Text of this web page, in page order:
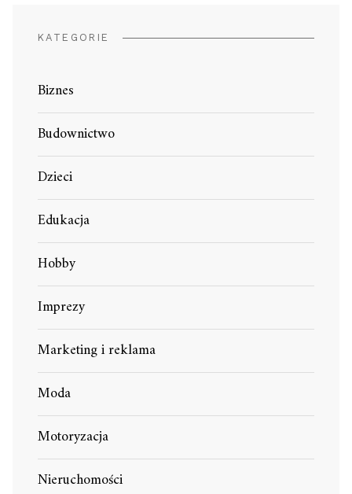
KATEGORIE
Biznes
Budownictwo
Dzieci
Edukacja
Hobby
Imprezy
Marketing i reklama
Moda
Motoryzacja
Nieruchomości